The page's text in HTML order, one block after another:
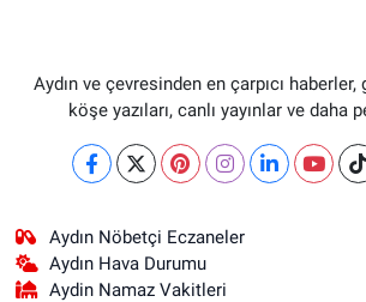
Aydın ve çevresinden en çarpıcı
köşe yazıları, canlı yayınlar ve daha
Aydın Nöbetçi Eczaneler
Aydın Hava Durumu
Aydin Namaz Vakitleri